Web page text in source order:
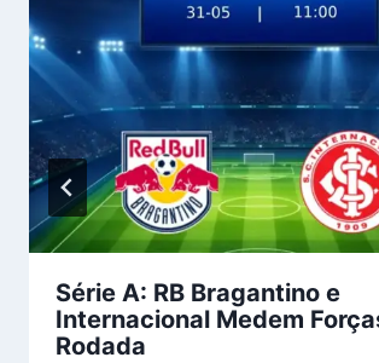
Série A: RB Bragantino e
Internacional Medem
Rodada